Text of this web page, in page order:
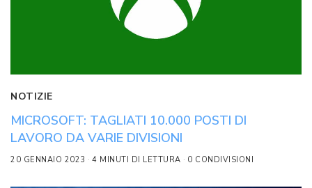
NOTIZIE
MICROSOFT: TAGLIATI 10.000 POSTI DI
LAVORO DA VARIE DIVISIONI
20 GENNAIO 2023 4 MINUTI DI LETTURA 0 CONDIVISIONI